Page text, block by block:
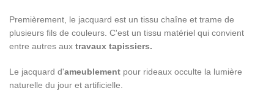
Premièrement, le jacquard est un tissu chaîne et trame de
plusieurs fils de couleurs. C'est un tissu matériel qui convient
entre autres auxtravaux tapissiers.
Le jacquard d'ameublement pour rideaux occulte la lumière
naturelle du jour et artificielle.